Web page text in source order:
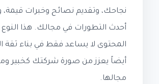
نجاحك، وتقديم نصائح وخبرات قيمة،
أحدث التطورات في مجالك. هذا
المحتوى لا يساعد فقط في بناء ثقة
أيضاً يعزز من صورة شركتك كخبير
مجالها.